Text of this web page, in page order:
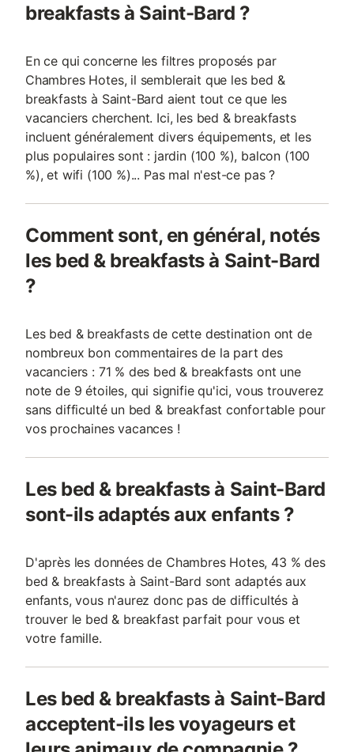
breakfasts à Saint-Bard ?
En ce qui concerne les filtres proposés par
Chambres Hotes, il semblerait que les bed &
breakfasts à Saint-Bard aient tout ce que les
vacanciers cherchent. Ici, les bed & breakfasts
incluent généralement divers équipements, et les
plus populaires sont : jardin (100 %), balcon (100
%), et wifi (100 %)... Pas mal n'est-ce pas ?
Comment sont, en général, notés
les bed & breakfasts à Saint-Bard
?
Les bed & breakfasts de cette destination ont de
nombreux bon commentaires de la part des
vacanciers : 71 % des bed & breakfasts ont une
note de 9 étoiles, qui signifie qu'ici, vous trouverez
sans difficulté un bed & breakfast confortable pour
vos prochaines vacances !
Les bed & breakfasts à Saint-Bard
sont-ils adaptés aux enfants ?
D'après les données de Chambres Hotes, 43 % des
bed & breakfasts à Saint-Bard sont adaptés aux
enfants, vous n'aurez donc pas de difficultés à
trouver le bed & breakfast parfait pour vous et
votre famille.
Les bed & breakfasts à Saint-Bard
acceptent-ils les voyageurs et